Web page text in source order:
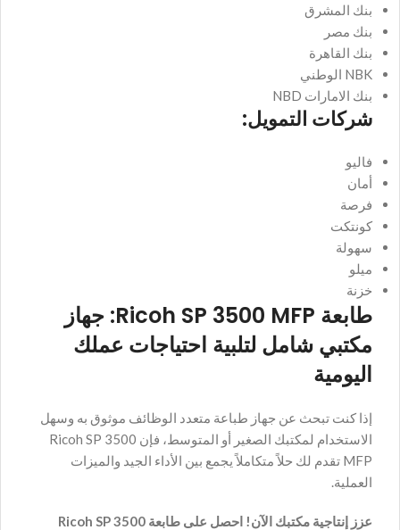
بنك المشرق
بنك مصر
بنك القاهرة
NBK الوطني
بنك الامارات NBD
شركات التمويل:
فاليو
أمان
فرصة
كونتكت
سهولة
ميلو
خزنة
طابعة Ricoh SP 3500 MFP: جهاز
مكتبي شامل لتلبية احتياجات عملك
اليومية
إذا كنت تبحث عن جهاز طباعة متعدد الوظائف موثوق به وسهل
الاستخدام لمكتبك الصغير أو المتوسط، فإن Ricoh SP 3500
MFP تقدم لك حلاً متكاملاً يجمع بين الأداء الجيد والميزات
العملية.
عزز إنتاجية مكتبك الآن! احصل على طابعة Ricoh SP 3500